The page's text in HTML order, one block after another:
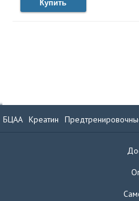
Купить
БЦАА Креатин